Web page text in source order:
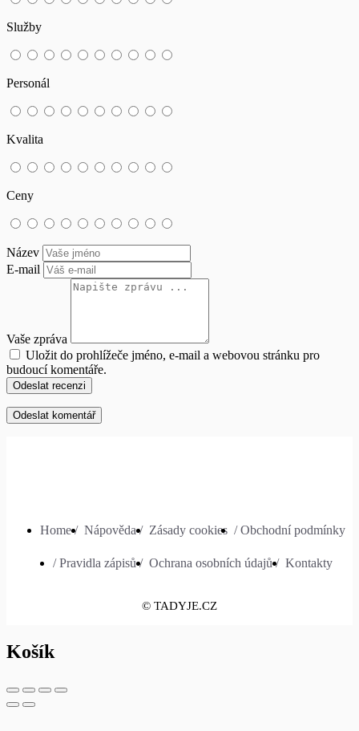
Služby
Personál
Kvalita
Ceny
Název
E-mail
Vaše zpráva
Uložit do prohlížeče jméno, e-mail a webovou stránku pro
budoucí komentáře.
Odeslat recenzi
Home / Nápověda / Zásady cookies / Obchodní podmínky
/ Pravidla zápisů / Ochrana osobních údajů / Kontakty
© TADYJE.CZ
Košík